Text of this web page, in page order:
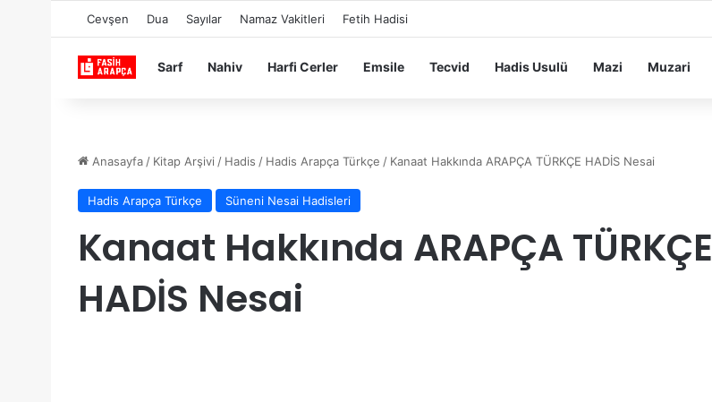
Cevşen Dua Sayılar Namaz Vakitleri Fetih Hadisi
Sarf Nahiv Harfi Cerler Emsile Tecvid Hadis Usulü Mazi Muzari
Anasayfa / Kitap Arşivi / Hadis / Hadis Arapça Türkçe / Kanaat Hakkında ARAPÇA TÜRKÇE HADİS Nesai
Hadis Arapça Türkçe Süneni Nesai Hadisleri
Kanaat Hakkında ARAPÇA TÜRKÇE
HADİS Nesai